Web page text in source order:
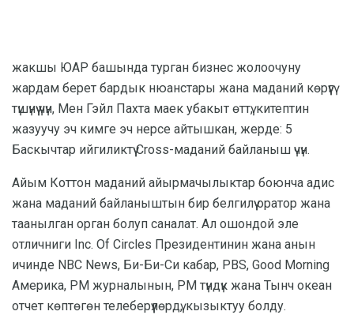
жакшы ЮАР башында турган бизнес жолоочуну
жардам берет бардык нюанстары жана маданий көрүүгү
түшүнүү үчүн, Мен Гэйл Пахта маек убакыт өттү, китептин
жазуучу эч кимге эч нерсе айтышкан, жерде: 5
Баскычтар ийгиликтүү Cross-маданий байланыш үчүн.
Айым Коттон маданий айырмачылыктар боюнча адис
жана маданий байланыштын бир белгилүү оратор жана
таанылган орган болуп саналат. Ал ошондой эле
отличниги Inc. Of Circles Президентинин жана анын
ичинде NBC News, Би-Би-Си кабар, PBS, Good Morning
Америка, PM журналынын, PM түндүк жана Тынч океан
отчет көптөгөн телеберүүлөрдү, кызыктуу болду.